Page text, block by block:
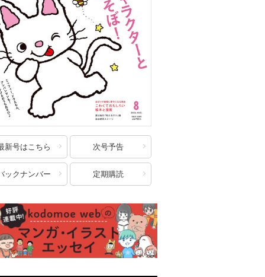
新号はこちら 次号予告
ックナンバー 定期購読